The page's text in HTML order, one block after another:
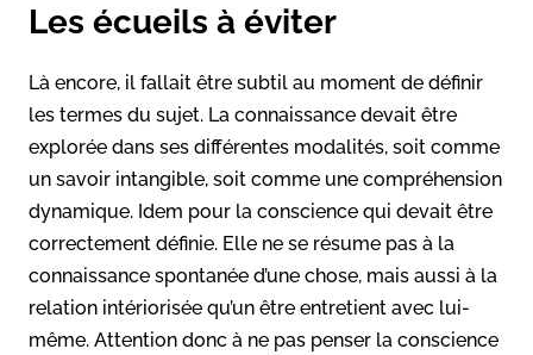
Les écueils à éviter
Là encore, il fallait être subtil au moment de définir
les termes du sujet. La connaissance devait être
explorée dans ses différentes modalités, soit comme
un savoir intangible, soit comme une compréhension
dynamique. Idem pour la conscience qui devait être
correctement définie. Elle ne se résume pas à la
connaissance spontanée d’une chose, mais aussi à la
relation intériorisée qu’un être entretient avec lui-
même. Attention donc à ne pas penser la conscience